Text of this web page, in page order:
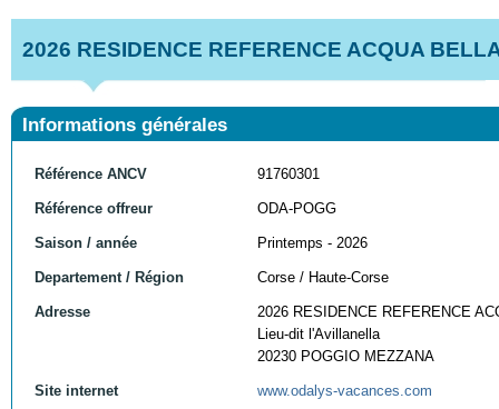
2026 RESIDENCE REFERENCE ACQUA
Informations générales
Référence ANCV 91760301
Référence offreur ODA-POGG
Saison / année Printemps - 2026
Departement / Région Corse / Haute-Corse
Adresse
2026 RESIDENCE REFERENCE
Lieu-dit l'Avillanella
20230 POGGIO MEZZANA
Site internet www.odalys-vacances.com